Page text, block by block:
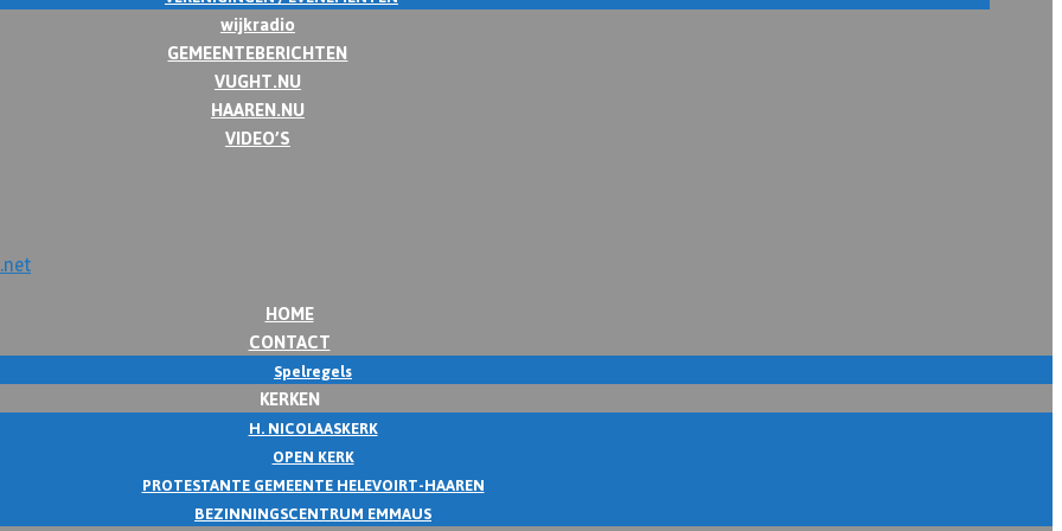
wijkradio
GEMEENTEBERICHTEN
VUGHT.NU
HAAREN.NU
VIDEO’S
HOME
CONTACT
Spelregels
KERKEN
H. NICOLAASKERK
OPEN KERK
PROTESTANTE GEMEENTE HELEVOIRT-HAAREN
BEZINNINGSCENTRUM EMMAUS